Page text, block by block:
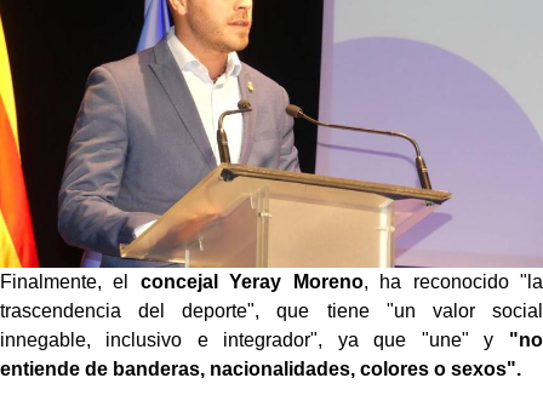
Finalmente, el concejal Yeray Moreno, ha reconocido "la
trascendencia del deporte", que tiene "un valor social
innegable, inclusivo e integrador", ya que "une" y "no
entiende de banderas, nacionalidades, colores o sexos".